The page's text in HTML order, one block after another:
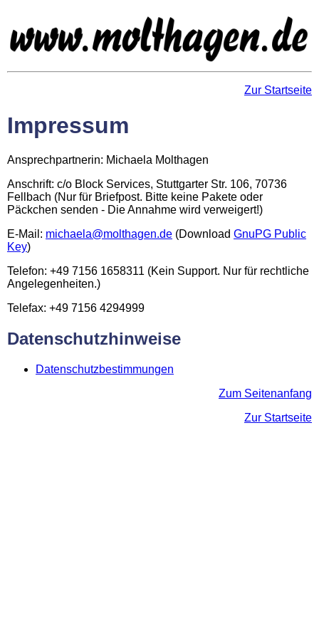
Zur Startseite
Impressum
Ansprechpartnerin: Michaela Molthagen
Anschrift: c/o Block Services, Stuttgarter Str. 106, 70736
Fellbach (Nur für Briefpost. Bitte keine Pakete oder
Päckchen senden - Die Annahme wird verweigert!)
E-Mail: michaela@molthagen.de (Download GnuPG Public
Key)
Telefon: +49 7156 1658311 (Kein Support. Nur für rechtliche
Angelegenheiten.)
Telefax: +49 7156 4294999
Datenschutzhinweise
Datenschutzbestimmungen
Zum Seitenanfang
Zur Startseite